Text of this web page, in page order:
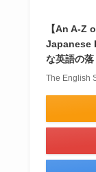
【An A-Z
Japanese
な英語の
The English